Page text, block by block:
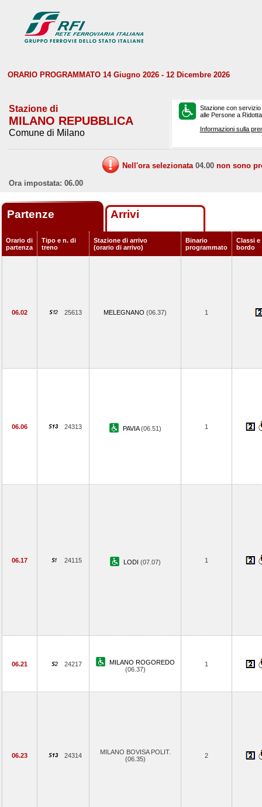
ORARIO PROGRAMMATO 14 Giugno 2026 - 12 Dicembre 2026
Stazione di
MILANO REPUBBLICA
Comune di Milano
Stazione con
alle Persone a
Informazioni sulla
Nell'ora selezionata 04.00 non sono
Ora impostata: 06.00
Partenze Arrivi
Orario di
partenza
Tipo e n. di
treno
Stazione di arrivo
(orario di arrivo)
Binario
programmato
Classi e
bordo
06.02 25613 MELEGNANO (06.37) 1
06.06 24313 PAVIA(06.51) 1
06.17 24115 LODI (07.07) 1
06.21 24217
MILANO ROGOREDO
(06.37)
1
06.23 24314
MILANO BOVISA POLIT.
(06.35)
2